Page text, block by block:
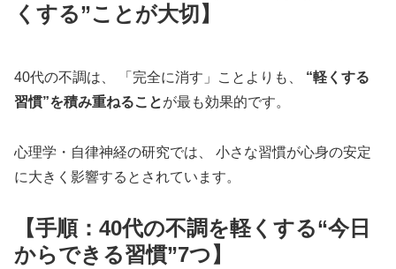
くする”ことが大切】
40代の不調は、 「完全に消す」ことよりも、 “軽くする
習慣”を積み重ねることが最も効果的です。
心理学・自律神経の研究では、 小さな習慣が心身の安定
に大きく影響するとされています。
【手順：40代の不調を軽くする“今日
からできる習慣”7つ】